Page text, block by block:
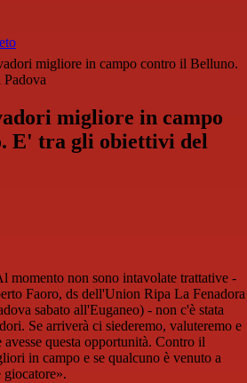
migliore in campo contro il Belluno.
migliore in campo
E' tra gli obiettivi del
momento non sono intavolate trattative -
Faoro, ds dell'Union Ripa La Fenadora
sabato all'Euganeo) - non c'è stata
Se arriverà ci siederemo, valuteremo e
questa opportunità. Contro il
in campo e se qualcuno è venuto a
giocatore».